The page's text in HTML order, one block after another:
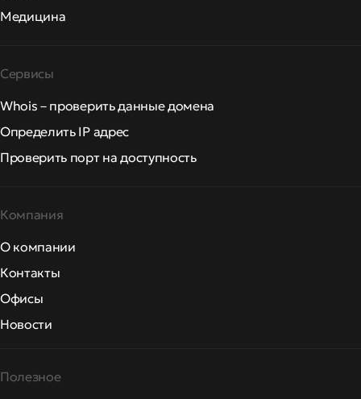
Медицина
Сервисы
Whois – проверить данные домена
Определить IP адрес
Проверить порт на доступность
Компания
О компании
Контакты
Офисы
Новости
Полезное